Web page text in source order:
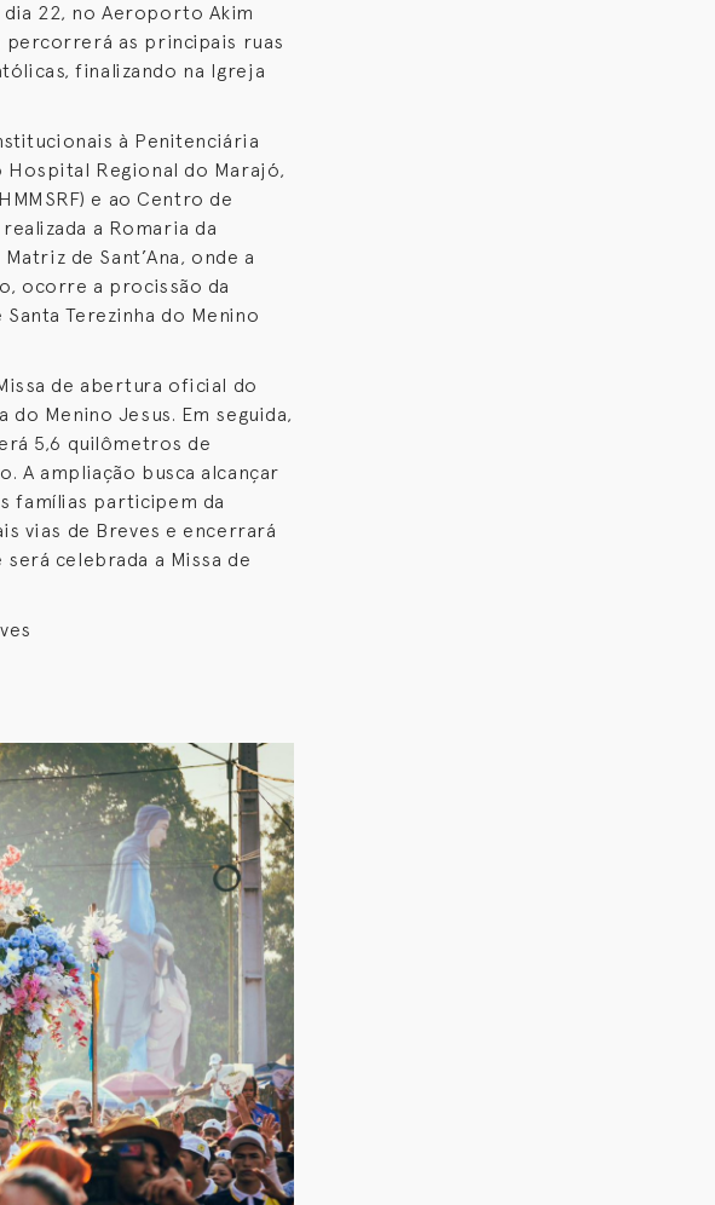
dia 22, no Aeroporto Akim
percorrerá as principais ruas
finalizando na Igreja
à Penitenciária
Hospital Regional do Marajó,
e ao Centro de
a Romaria da
de Sant’Ana, onde a
ocorre a procissão da
Terezinha do Menino
de abertura oficial do
do Menino Jesus. Em seguida,
5,6 quilômetros de
ampliação busca alcançar
famílias participem da
vias de Breves e encerrará
celebrada a Missa de